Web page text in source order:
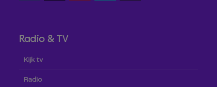
Radio & TV
Kijk tv
Radio